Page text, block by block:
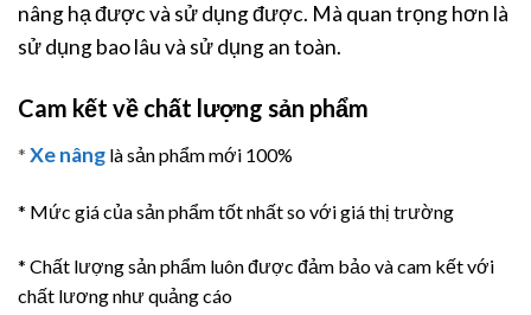
nâng hạ được và sử dụng được. Mà quan trọng hơn là
sử dụng bao lâu và sử dụng an toàn.
Cam kết về chất lượng sản phẩm
* Xe nâng là sản phẩm mới 100%
* Mức giá của sản phẩm tốt nhất so với giá thị trường
* Chất lượng sản phẩm luôn được đảm bảo và cam kết với
chất lương như quảng cáo